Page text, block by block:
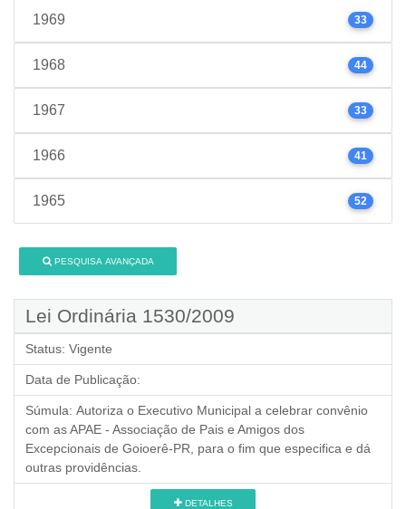
1969 33
1968 44
1967 33
1966 41
1965 52
PESQUISA AVANÇADA
Lei Ordinária 1530/2009
Status: Vigente
Data de Publicação:
Súmula: Autoriza o Executivo Municipal a celebrar convênio
com as APAE - Associação de Pais e Amigos dos
Excepcionais de Goioerê-PR, para o fim que especifica e dá
outras providências.
DETALHES